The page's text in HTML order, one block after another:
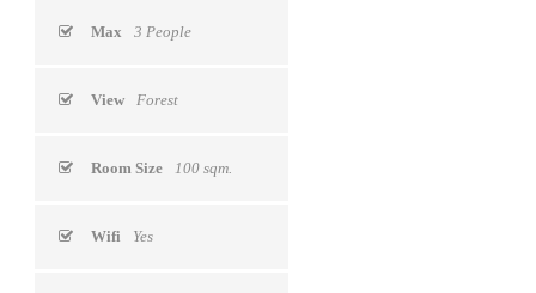
Max 3 People
View Forest
Room Size 100 sqm.
Wifi Yes